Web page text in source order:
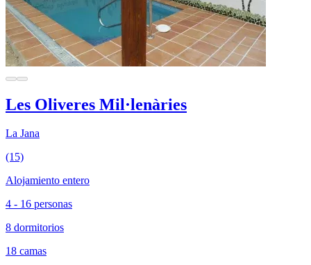
Les Oliveres Mil·lenàries
La Jana
(15)
Alojamiento entero
4 - 16 personas
8 dormitorios
18 camas